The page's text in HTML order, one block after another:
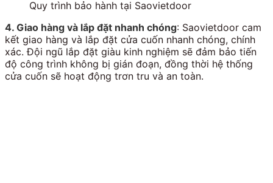
Quy trình bảo hành tại Saovietdoor
4. Giao hàng và lắp đặt nhanh chóng: Saovietdoor cam
kết giao hàng và lắp đặt cửa cuốn nhanh chóng, chính
xác. Đội ngũ lắp đặt giàu kinh nghiệm sẽ đảm bảo tiến
độ công trình không bị gián đoạn, đồng thời hệ thống
cửa cuốn sẽ hoạt động trơn tru và an toàn.